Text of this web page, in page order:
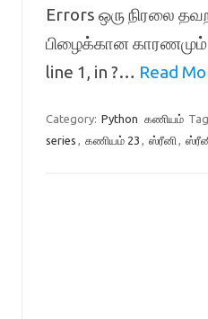
Errors ஒரு நிரலை
பிழைக்கான காரணமும்
line 1, in ?… Read
Category: Python கணியம்
series , கணியம் 23 , ஸ்ரீனி ,